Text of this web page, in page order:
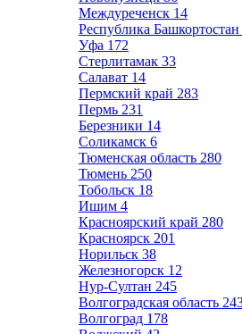
Междуреченск 14
Республика Башкортостан
Уфа 172
Стерлитамак 33
Салават 14
Пермский край 283
Пермь 231
Березники 14
Соликамск 6
Тюменская область 280
Тюмень 250
Тобольск 18
Ишим 4
Красноярский край 280
Красноярск 201
Норильск 38
Железногорск 12
Нур-Султан 245
Волгоградская область
Волгоград 178